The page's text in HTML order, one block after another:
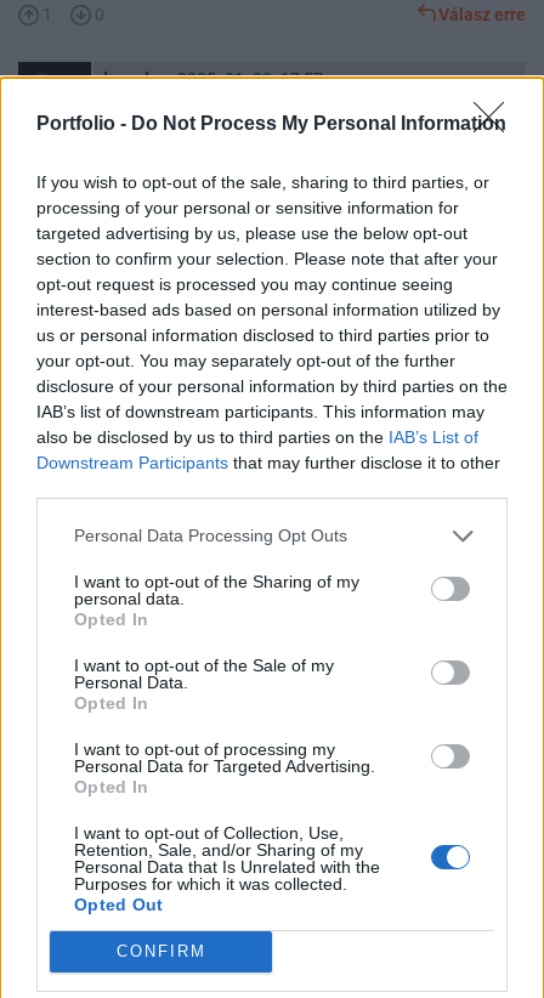
Portfolio - Do Not Process My Personal Information
If you wish to opt-out of the sale, sharing to third parties, or
processing of your personal or sensitive information for
targeted advertising by us, please use the below opt-out
section to confirm your selection. Please note that after your
opt-out request is processed you may continue seeing
interest-based ads based on personal information utilized by
us or personal information disclosed to third parties prior to
your opt-out. You may separately opt-out of the further
disclosure of your personal information by third parties on the
IAB’s list of downstream participants. This information may
also be disclosed by us to third parties on the IAB’s List of
Downstream Participants that may further disclose it to other
Personal Data Processing Opt Outs
I want to opt-out of the Sharing of my
personal data.
Opted In
I want to opt-out of the Sale of my
Personal Data.
Opted In
I want to opt-out of processing my
Personal Data for Targeted Advertising.
Opted In
I want to opt-out of Collection, Use,
Retention, Sale, and/or Sharing of my
Personal Data that Is Unrelated with the
Purposes for which it was collected.
Opted Out
CONFIRM
1 0 Válasz erre
d_mode
2025. 01. 30. 17:57
Nem.semmi vagy 🤣🤣🤣🤣
0 0 Válasz erre
pancserlama.
2025. 01. 30. 18:04
Előzmény:#108655balentum
2150 alatt nincs érdemi eladó mennyiség !!
3 0 Válasz erre
hekki
2025. 01. 30. 18:06
13 millió db, minimális közkéz. Több is lehet, de lehet a kivezetés
Hadiipari? Lehet nincs szükség a nyilvános működésre?
0
balentum
Miért is...???
Törölt felhasználó 2025. 01. 30. 18:13
holnap 1700-ozt ennyi
1 2